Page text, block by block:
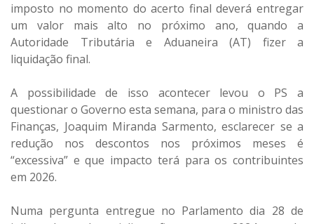
imposto no momento do acerto final deverá entregar
um valor mais alto no próximo ano, quando a
Autoridade Tributária e Aduaneira (AT) fizer a
liquidação final.
A possibilidade de isso acontecer levou o PS a
questionar o Governo esta semana, para o ministro das
Finanças, Joaquim Miranda Sarmento, esclarecer se a
redução nos descontos nos próximos meses é
“excessiva” e que impacto terá para os contribuintes
em 2026.
Numa pergunta entregue no Parlamento dia 28 de